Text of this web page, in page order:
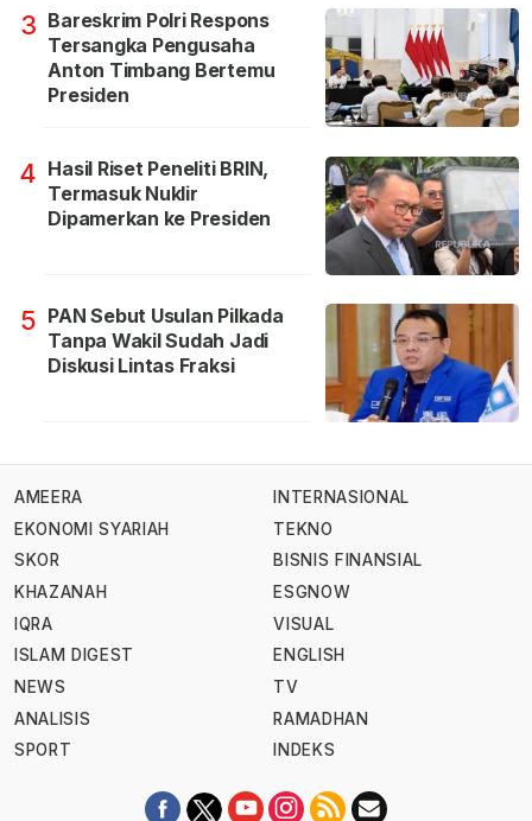
3 Bareskrim Polri Respons
Tersangka Pengusaha
Anton Timbang Bertemu
Presiden
4 Hasil Riset Peneliti BRIN,
Termasuk Nuklir
Dipamerkan ke Presiden
5 PAN Sebut Usulan Pilkada
Tanpa Wakil Sudah Jadi
Diskusi Lintas Fraksi
AMEERA
EKONOMI SYARIAH
SKOR
KHAZANAH
IQRA
ISLAM DIGEST
NEWS
ANALISIS
SPORT
INTERNASIONAL
TEKNO
BISNIS FINANSIAL
ESGNOW
VISUAL
ENGLISH
TV
RAMADHAN
INDEKS